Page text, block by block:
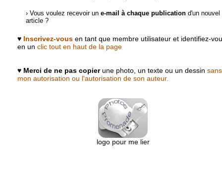
› Vous voulez recevoir un e-mail à chaque publication d'un nouvel
article ?
♥ Inscrivez-vous en tant que membre utilisateur et identifiez-
en un clic tout en haut de la page
♥ Merci de ne pas copierune photo, un texte ou un dessin sans
mon autorisation ou l'autorisation de son auteur.
logo pour me lier